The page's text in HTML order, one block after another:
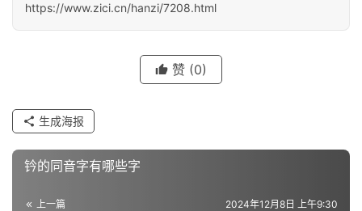
反
义
词
https://www.zici.cn/hanzi/7208.html
赞 (0)
生成海报
钤的同音字有哪些字
上一篇 2024年12月8日 上午9:30